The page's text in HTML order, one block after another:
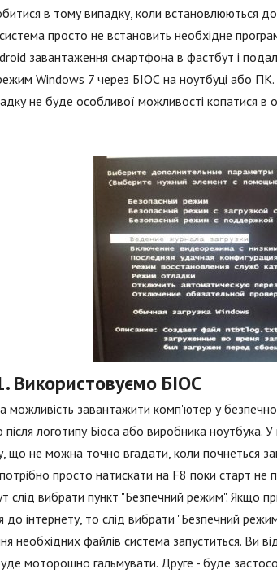
в тому випадку, коли встановлюються
просто не встановить необхідне
завантаження смартфона в фастбут і
Windows 7 через БІОС на ноутбуці або
не буде особливої можливості копатися в
Використовуємо БІОС
можливість завантажити комп'ютер у
після логотипу Біоса або виробника ноутбука.
що не можна точно вгадати, коли почнеться
просто натискати на F8 поки старт не
слід вибрати пункт "Безпечний режим". Якщо
до інтернету, то слід вибрати "Безпечний
необхідних файлів система запуститься. Ви
моторошно гальмувати. Друге - буде